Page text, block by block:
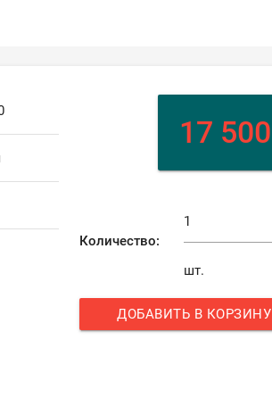
17 500
Количество:
шт.
ДОБАВИТЬ В КОРЗИНУ